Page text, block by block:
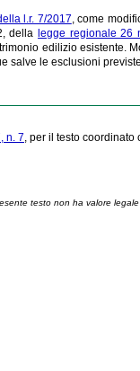
l.r. 7/2017, come
della legge regionale 26
edilizio esistente.
salve le esclusioni
n. 7, per il testo coordinato
testo non ha valore